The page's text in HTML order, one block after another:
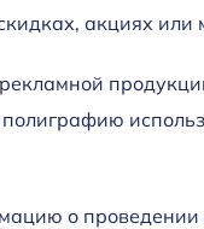
акциях или
о